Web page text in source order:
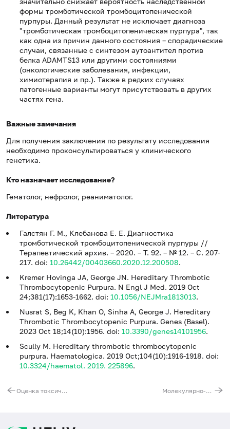
формы тромботической тромбоцитопенической
пурпуры. Данный результат не исключает диагноза
"тромботическая тромбоцитопеническая пурпура", так
как одна из причин данного состояния – спорадические
случаи, связанные с синтезом аутоантител против
белка ADAMTS13 или другими состояниями
(онкологические заболевания, инфекции,
химиотерапия и пр.). Также в редких случаях
патогенные варианты могут присутствовать в других
частях гена.
Важные замечания
Для получения заключения по результату исследования
необходимо проконсультироваться у клинического
генетика.
Кто назначает исследование?
Гематолог, нефролог, реаниматолог.
Литература
Галстян Г. М., Клебанова Е. Е. Диагностика
тромботической тромбоцитопенической пурпуры //
Терапевтический архив. – 2020. – Т. 92. – № 12. – C. 207-
217. doi: 10.26442/00403660.2020.12.200508.
Kremer Hovinga JA, George JN. Hereditary Thrombotic
Thrombocytopenic Purpura. N Engl J Med. 2019 Oct
24;381(17):1653-1662. doi: 10.1056/NEJMra1813013.
Nusrat S, Beg K, Khan O, Sinha A, George J. Hereditary
Thrombotic Thrombocytopenic Purpura. Genes (Basel).
2023 Oct 18;14(10):1956. doi: 10.3390/genes14101956.
Scully M. Hereditary thrombotic thrombocytopenic
purpura. Haematologica. 2019 Oct;104(10):1916-1918. doi:
10.3324/haematol. 2019. 225896.
Оценка токсичности терапией статинами (симвастатин, ловастатин, аторвастатин, питавастатин, правастатин, розувастатин, флувастатин) Молекулярно-генетическая диагностика атипичной формы гемолитического уремического синдрома